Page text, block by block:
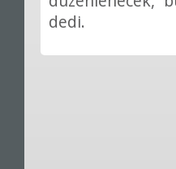
dedi.